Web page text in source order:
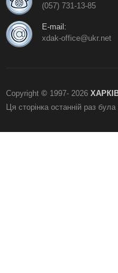
(057) 731-13-85
E-mail:
xdak-office@ukr.net
Copyright © 1997- 2026
Ця сторінка останній раз